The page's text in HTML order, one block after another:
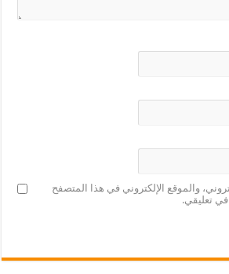
والموقع الإلكتروني في هذا المتصفح
في تعليقي.